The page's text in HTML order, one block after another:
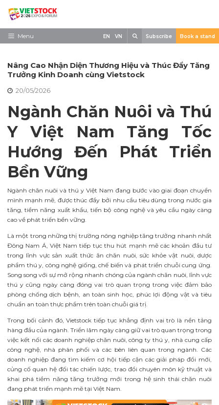
Skip
contentMenu
Về triển lãm
Trưng Bày
Tham Quan
Tin tức
Liên Hệ
EN VN Subscribe Book a stand
Nâng Cao Nhận Diện Thương Hiệu và Thúc Đẩy Tăng
Trưởng Kinh Doanh cùng Vietstock
20/05/2026
Ngành Chăn Nuôi và Thú
Y Việt Nam Tăng Tốc
Hướng Đến Phát Triển
Bền Vững
Ngành chăn nuôi và thú y Việt Nam đang bước vào giai đoạn chuyển
mình mạnh mẽ, được thúc đẩy bởi nhu cầu tiêu dùng trong nước gia
tăng, tiềm năng xuất khẩu, tiến bộ công nghệ và yêu cầu ngày càng
cao về phát triển bền vững.
Là một trong những thị trường nông nghiệp tăng trưởng nhanh nhất
Đông Nam Á, Việt Nam tiếp tục thu hút mạnh mẽ các khoản đầu tư
trong lĩnh vực sản xuất thức ăn chăn nuôi, sức khỏe vật nuôi, dược
phẩm thú y, công nghệ giống, chế biến và phát triển chuỗi cung ứng.
Song song với sự mở rộng nhanh chóng của ngành chăn nuôi, lĩnh vực
thú y cũng ngày càng đóng vai trò quan trọng trong việc đảm bảo
phòng chống dịch bệnh, an toàn sinh học, phúc lợi động vật và tiêu
chuẩn an toàn thực phẩm trên toàn chuỗi giá trị.
Trong bối cảnh đó, Vietstock tiếp tục khẳng định vai trò là nền tảng
hàng đầu của ngành. Triển lãm ngày càng giữ vai trò quan trọng trong
việc kết nối các doanh nghiệp chăn nuôi, công ty thú y, nhà cung cấp
công nghệ, nhà phân phối và các bên liên quan trong ngành. Các
doanh nghiệp đang tìm kiếm cơ hội tiếp cận các giải pháp đổi mới,
củng cố quan hệ đối tác chiến lược, trao đổi chuyên môn kỹ thuật và
khai phá tiềm năng tăng trưởng mới trong hệ sinh thái chăn nuôi
đang phát triển mạnh mẽ tại Việt Nam.